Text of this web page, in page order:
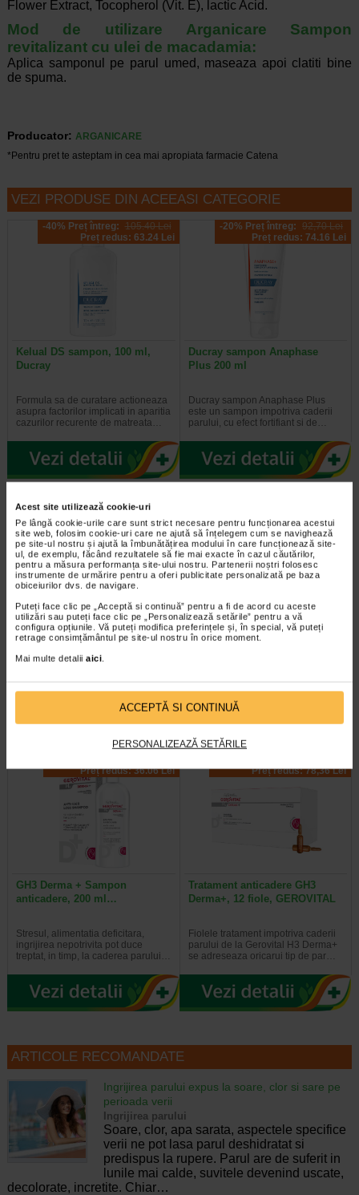
Acest site utilizează cookie-uri
Pe lângă cookie-urile care sunt strict necesare pentru funcționarea acestui
site web, folosim cookie-uri care ne ajută să înțelegem cum se navighează
pe site-ul nostru și ajută la îmbunătățirea modului în care funcționează site-
ul, de exemplu, făcând rezultatele să fie mai exacte în cazul căutărilor,
pentru a măsura performanța site-ului nostru. Partenerii noștri folosesc
instrumente de urmărire pentru a oferi publicitate personalizată pe baza
obiceiurilor dvs. de navigare.
Puteți face clic pe „Acceptă si continuă” pentru a fi de acord cu aceste
utilizări sau puteți face clic pe „Personalizează setările” pentru a vă
configura opțiunile. Vă puteți modifica preferințele și, în special, vă puteți
retrage consimțământul pe site-ul nostru în orice moment.
Mai multe detalii aici.
ACCEPTĂ SI CONTINUĂ
PERSONALIZEAZĂ SETĂRILE
Flower Extract, Tocopherol (Vit. E), lactic Acid.
Mod de utilizare Arganicare Sampon
revitalizant cu ulei de macadamia:
Aplica samponul pe parul umed, maseaza apoi clatiti bine
de spuma.
Producator: ARGANICARE
*Pentru pret te asteptam in cea mai apropiata farmacie Catena
VEZI PRODUSE DIN ACEEASI CATEGORIE
-40% Preț întreg: 105.40 Lei
Preț redus: 63.24 Lei
Kelual DS sampon, 100 ml,
Ducray
Formula sa de curatare actioneaza
asupra factorilor implicati in aparitia
cazurilor recurente de matreata…
-20% Preț întreg: 92,70 Lei
Preț redus: 74.16 Lei
Ducray sampon Anaphase
Plus 200 ml
Ducray sampon Anaphase Plus
este un sampon impotriva caderii
parului, cu efect fortifiant si de…
Masca cu biotina pentru par,
50 g, DIFEEL
biotina si promoveaza cresterea…
Masca regeneranta cu biotina
par cret, 50 g, DIFEEL
hraneste profund; Uleiul de…
Preț redus: 36.06 Lei
GH3 Derma + Sampon
anticadere, 200 ml…
Stresul, alimentatia deficitara,
ingrijirea nepotrivita pot duce
treptat, in timp, la caderea parului…
Preț redus: 78,36 Lei
Tratament anticadere GH3
Derma+, 12 fiole, GEROVITAL
Fiolele tratament impotriva caderii
parului de la Gerovital H3 Derma+
se adreseaza oricarui tip de par…
ARTICOLE RECOMANDATE
Ingrijirea parului expus la soare, clor si sare pe
perioada verii
Ingrijirea parului
Soare, clor, apa sarata, aspectele specifice
verii ne pot lasa parul deshidratat si
predispus la rupere. Parul are de suferit in
lunile mai calde, suvitele devenind uscate,
decolorate, incretite. Chiar…